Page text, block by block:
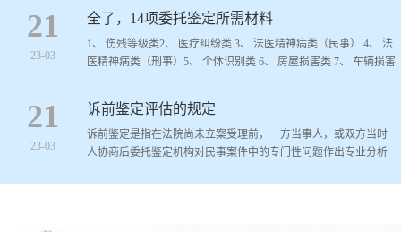
为贯彻落实习近平总书记关于“法治建设既要抓末端、治已病，更
要抓前
21
23-03
全了，14项委托鉴定所需材料
1、 伤残等级类2、 医疗纠纷类 3、 法医精神病类（民事） 4、 法
医精神病类（刑事）5、 个体识别类 6、 房屋损害类 7、 车辆损害
21
23-03
诉前鉴定评估的规定
诉前鉴定是指在法院尚未立案受理前，一方当事人，或双方当时
人协商后委托鉴定机构对民事案件中的专门性问题作出专业分析